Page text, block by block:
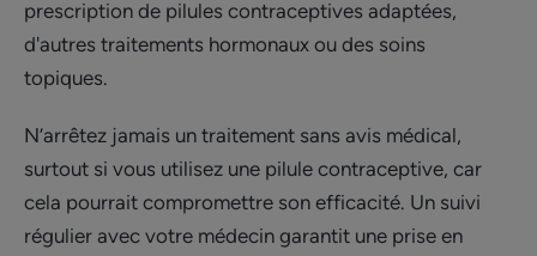
prescription de pilules contraceptives adaptées,
d'autres traitements hormonaux ou des soins
topiques.
N’arrêtez jamais un traitement sans avis médical,
surtout si vous utilisez une pilule contraceptive, car
cela pourrait compromettre son efficacité. Un suivi
régulier avec votre médecin garantit une prise en